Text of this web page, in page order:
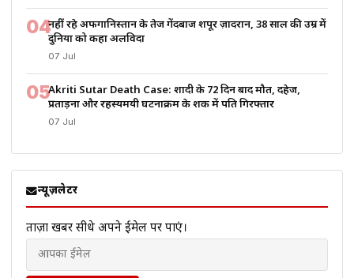
04नहीं रहे अफगानिस्तान के तेज गेंदबाज शपूर ज़ादरान, 38 साल की उम्र में
दुनिया को कहा अलविदा
07 Jul
05Akriti Sutar Death Case: शादी के 72 दिन बाद मौत, दहेज,
प्रताड़ना और रहस्यमयी घटनाक्रम के शक में पति गिरफ्तार
07 Jul
न्यूज़लेटर
ताज़ा खबरें सीधे अपने ईमेल पर पाएं।